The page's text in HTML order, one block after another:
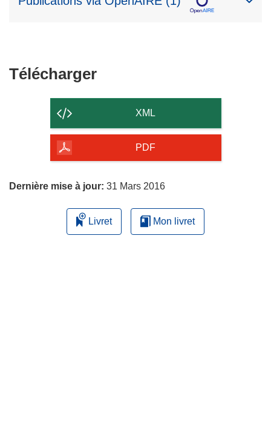
TéléchargerTélécharger
contenu
de
page
XML
PDF
Dernière mise à jour: 31 Mars 2016
Livret Mon livret